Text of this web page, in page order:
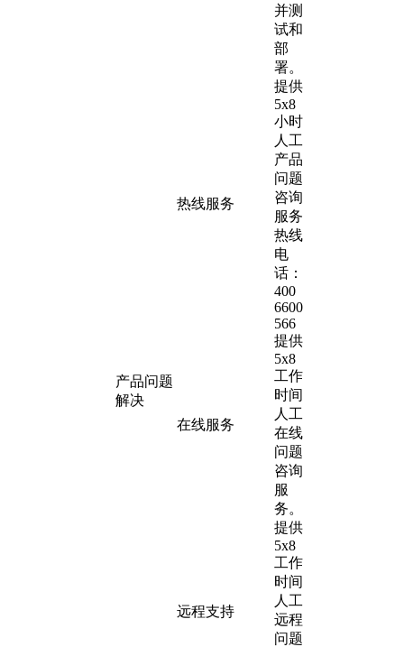
并测
试和
部
署。
产品问题
解决
热线服务
提供
5x8
小时
人工
产品
问题
咨询
服务
热线
电
话：
400
6600
566
在线服务
提供
5x8
工作
时间
人工
在线
问题
咨询
服
务。
远程支持
提供
5x8
工作
时间
人工
远程
问题